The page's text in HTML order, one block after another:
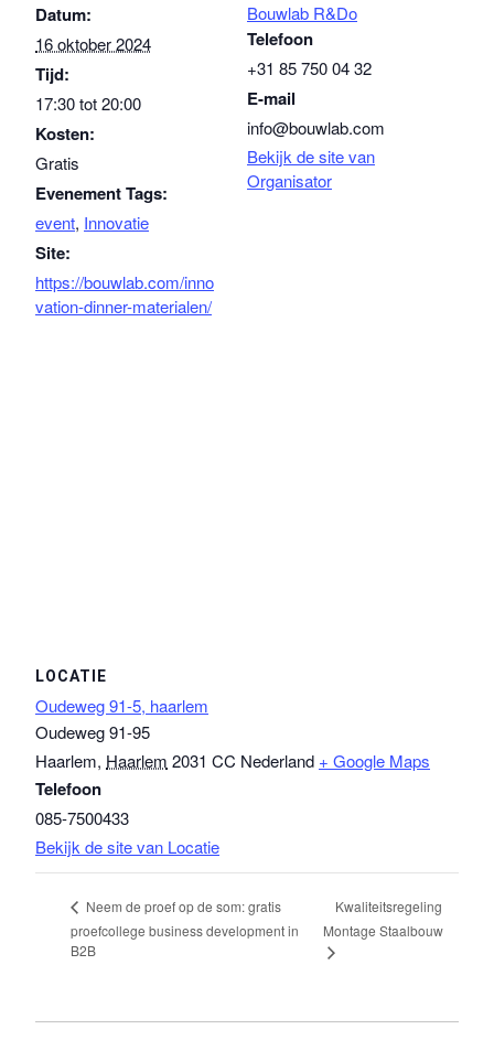
Datum:
16 oktober 2024
Tijd:
17:30 tot 20:00
Kosten:
Gratis
Evenement Tags:
event, Innovatie
Site:
https://bouwlab.com/inno
vation-dinner-materialen/
Bouwlab R&Do
Telefoon
+31 85 750 04 32
E-mail
info@bouwlab.com
Bekijk de site van
Organisator
LOCATIE
Oudeweg 91-5, haarlem
Oudeweg 91-95
Haarlem, Haarlem 2031 CC Nederland + Google Maps
Telefoon
085-7500433
Bekijk de site van Locatie
Neem de proef op de som: gratis
proefcollege business development in
B2B
Kwaliteitsregeling
Montage Staalbouw